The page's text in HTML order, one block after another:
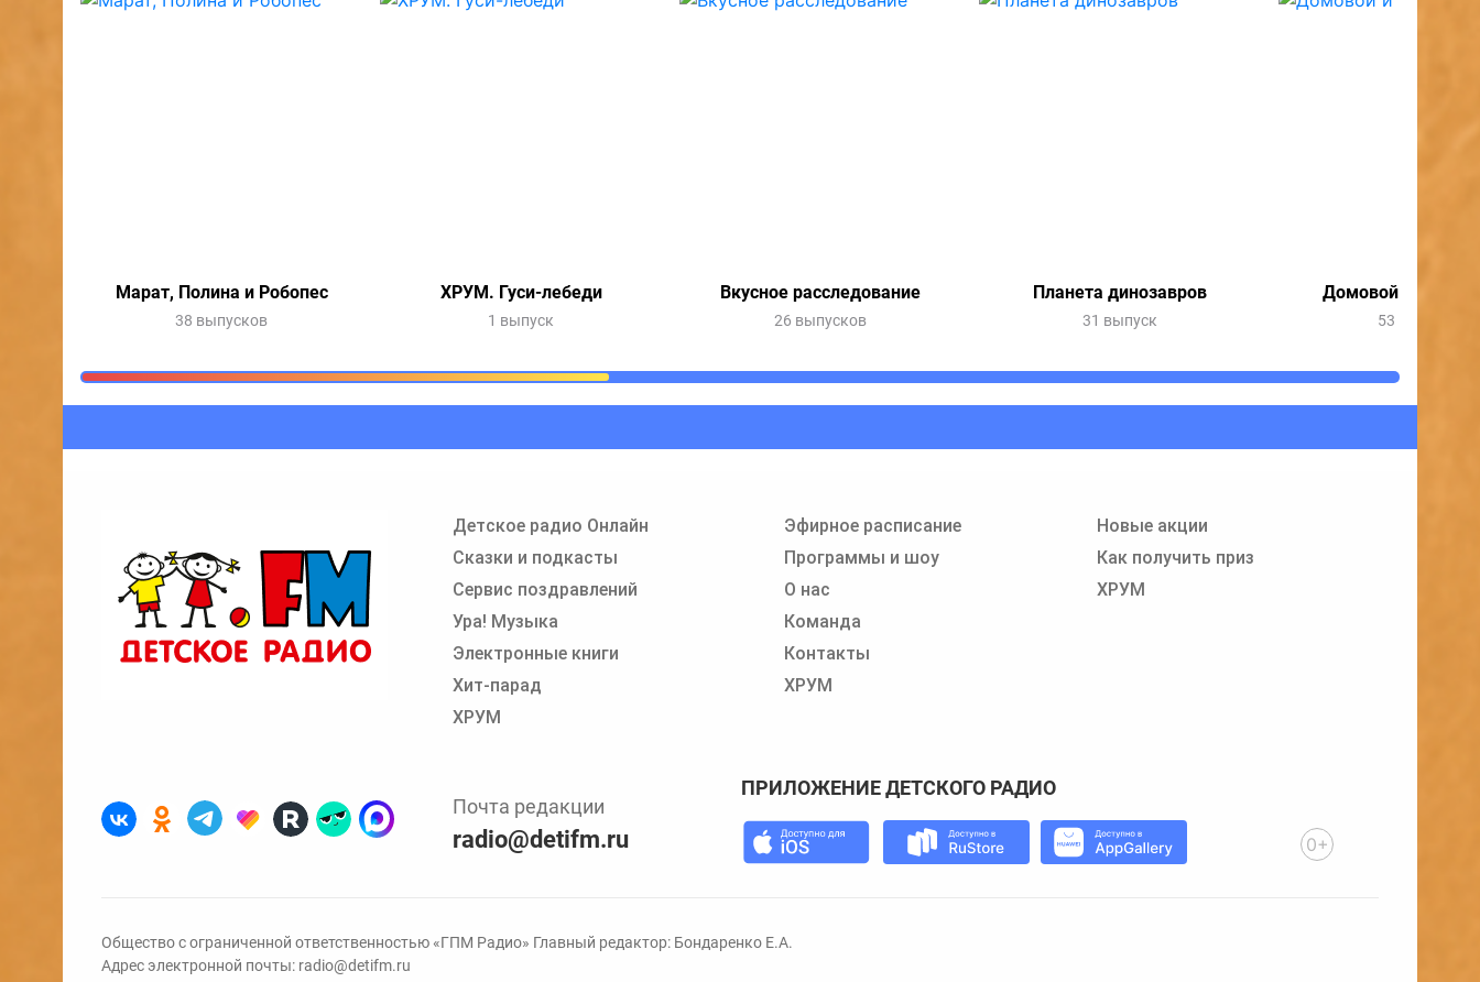
Очередь прослушивания
Добавьте в очередь прослушивания другие записи программ или сказок
Марат, Полина и Робопес
38 выпусков
ХРУМ. Гуси-лебеди
1 выпуск
Вкусное расследование
26 выпусков
Планета динозавров
31 выпуск
Домовой и все-
53 выпуска
Детское радио Онлайн
Сказки и подкасты
Сервис поздравлений
Ура! Музыка
Электронные книги
Хит-парад
ХРУМ
Эфирное расписание
Программы и шоу
О нас
Команда
Контакты
ХРУМ
Новые акции
Как получить приз
ХРУМ
Почта редакции
radio@detifm.ru
ПРИЛОЖЕНИЕ ДЕТСКОГО РАДИО
0+
Общество с ограниченной ответственностью «ГПМ Радио» Главный редактор: Бондаренко Е.А.
Адрес электронной почты: radio@detifm.ru